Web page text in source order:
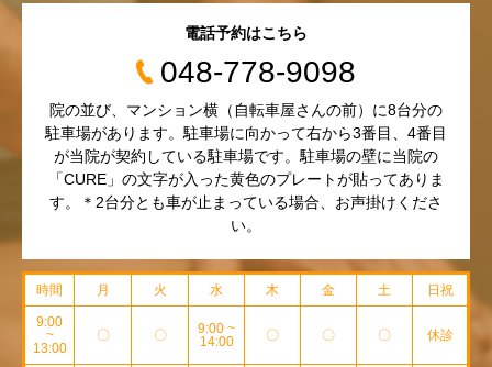
電話予約はこちら
048-778-9098
院の並び、マンション横（自転車屋さんの前）に8台分の
駐車場があります。駐車場に向かって右から3番目、4番目
が当院が契約している駐車場です。駐車場の壁に当院の
「CURE」の文字が入った黄色のプレートが貼ってありま
す。＊2台分とも車が止まっている場合、お声掛けくださ
い。
時間 月 火 水 木 金 土 日祝
9:00
~
13:00
〇 〇
9:00 ~
14:00
〇 〇 〇 休診